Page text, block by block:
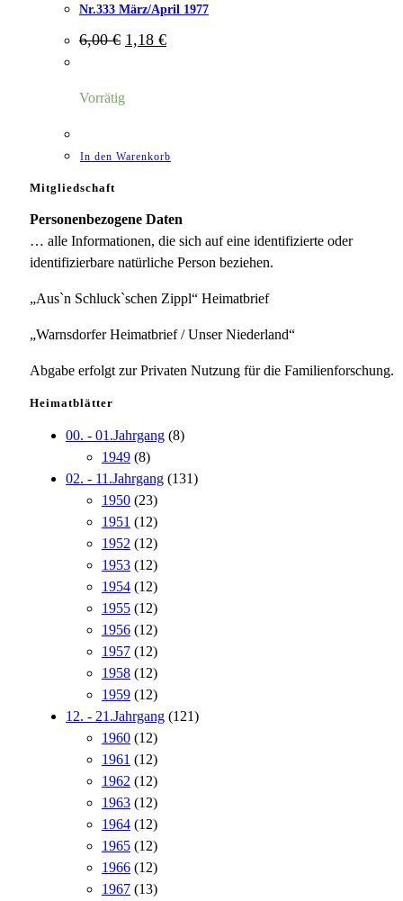
Nr.333 März/April 1977
6,00€ Ursprünglicher
Preis
1,18 €Aktueller
Preis
Vorrätig
In den Warenkorb
Mitgliedschaft
Personenbezogene Daten
… alle Informationen, die sich auf eine identifizierte oder
identifizierbare natürliche Person beziehen.
„Aus`n Schluck`schen Zippl“ Heimatbrief
„Warnsdorfer Heimatbrief / Unser Niederland“
Abgabe erfolgt zur Privaten Nutzung für die Familienforschung.
Heimatblätter
00. - 01.Jahrgang (8)
1949 (8)
02. - 11.Jahrgang (131)
1950 (23)
1951 (12)
1952 (12)
1953 (12)
1954 (12)
1955 (12)
1956 (12)
1957 (12)
1958 (12)
1959 (12)
12. - 21.Jahrgang (121)
1960 (12)
1961 (12)
1962 (12)
1963 (12)
1964 (12)
1965 (12)
1966 (12)
1967 (13)